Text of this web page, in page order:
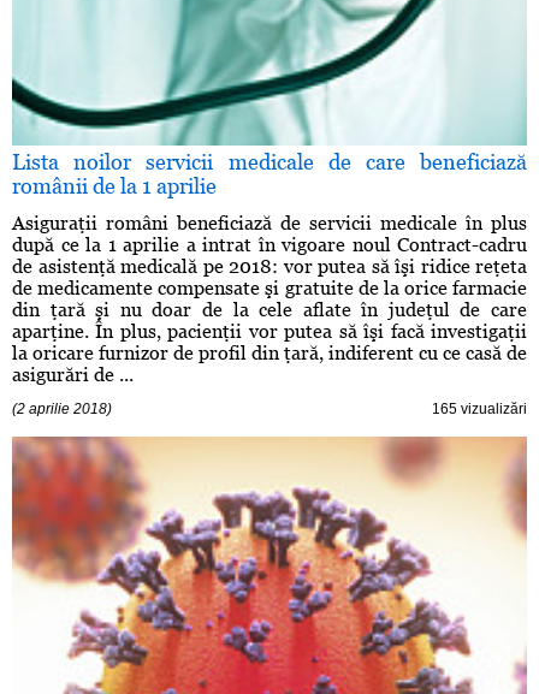
Lista noilor servicii medicale de care beneficiază
românii de la 1 aprilie
Asiguraţii români beneficiază de servicii medicale în plus
după ce la 1 aprilie a intrat în vigoare noul Contract-cadru
de asistenţă medicală pe 2018: vor putea să îşi ridice reţeta
de medicamente compensate şi gratuite de la orice farmacie
din ţară şi nu doar de la cele aflate în judeţul de care
aparţine. În plus, pacienţii vor putea să îşi facă investigaţii
la oricare furnizor de profil din ţară, indiferent cu ce casă de
asigurări de ...
(2 aprilie 2018) 165 vizualizări